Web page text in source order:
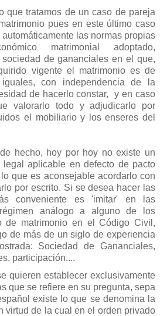
que tratamos de un caso de pareja
pues en este último caso
las normas propias
matrimonial adoptado,
de gananciales en el que,
vigente el matrimonio es de
con independencia de la
de hacerlo constar, y en caso
valorarlo todo y adjudicarlo por
el mobiliario y los enseres del
hecho, hoy por hoy no existe un
legal aplicable en defecto de pacto
que es aconsejable acordarlo con
por escrito. Si se desea hacer las
conveniente es 'imitar' en las
análogo a alguno de los
de matrimonio en el Código Civil,
de más de un siglo de experiencia
Sociedad de Gananciales,
participación....
quieren establecer exclusivamente
que se refiere en su pregunta, sepa
existe lo que se denomina la
virtud de la cual en el orden privado